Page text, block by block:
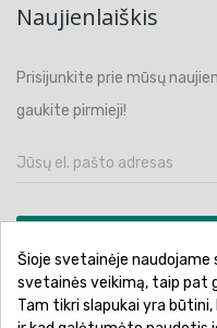
Naujienlaiškis
Prisijunkite prie mūsų
gaukite pirmieji!
Šioje svetainėje
svetainės veikimą, taip pat
Tam tikri slapukai yra